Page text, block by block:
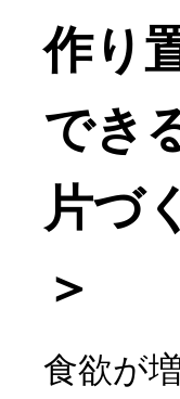
作り
でき
片づ
＞
食欲が